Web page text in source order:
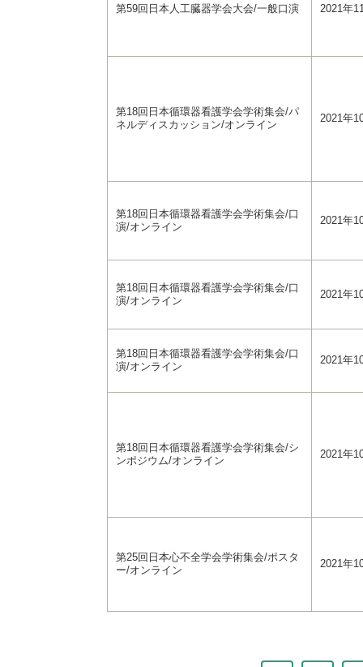
第59回日本人工臓器学会大会/一般口演 2021年
第18回日本循環器看護学会学術集会/パ
ネルディスカッション/オンライン
2021年
第18回日本循環器看護学会学術集会/口
演/オンライン
2021年
第18回日本循環器看護学会学術集会/口
演/オンライン
2021年
第18回日本循環器看護学会学術集会/口
演/オンライン
2021年
第18回日本循環器看護学会学術集会/シ
ンポジウム/オンライン
2021年
第25回日本心不全学会学術集会/ポスタ
ー/オンライン
2021年